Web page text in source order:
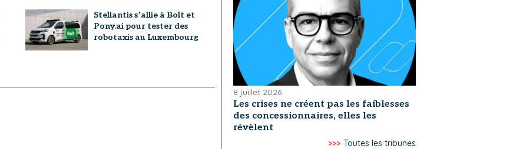
Stellantis s’allie à Bolt et
Pony.ai pour tester des
robotaxis au Luxembourg
8 juillet 2026
Les crises ne créent pas les faiblesses
des concessionnaires, elles les
révèlent
>>> Toutes les tribunes